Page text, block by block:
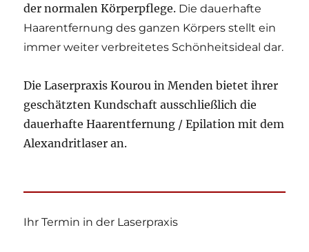
der normalen Körperpflege. Die dauerhafte
Haarentfernung des ganzen Körpers stellt ein
immer weiter verbreitetes Schönheitsideal dar.
Die Laserpraxis Kourou in Menden bietet ihrer
geschätzten Kundschaft ausschließlich die
dauerhafte Haarentfernung / Epilation mit dem
Alexandritlaser an.
Ihr Termin in der Laserpraxis